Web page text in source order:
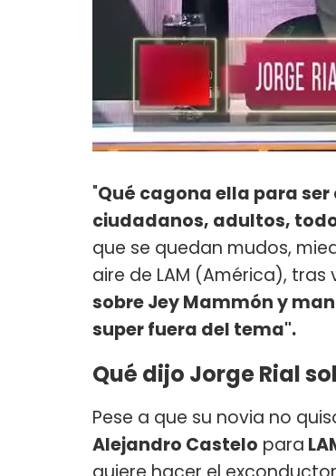
"Qué cagona ella para
ciudadanos, adultos,
que se quedan mudos,
aire de LAM (América), tras
sobre Jey Mammón y
super fuera del tema".
Qué dijo Jorge Rial
Pese a que su novia no
Alejandro Castelo para